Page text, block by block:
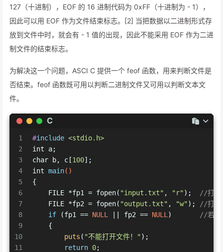
127（十进制），EOF 的 16 进制代码为 0xFF（十进制为 - 1），
因此可以用 EOF 作为文件结束标志。[2] 当把数据以二进制形式存
放到文件中时，就会有 - 1 值的出现，因此不能采用 EOF 作为二进
制文件的结束标志。
为解决这一个问题，ASCI C 提供一个 feof 函数，用来判断文件是
否结束。feof 函数既可用以判断二进制文件又可用以判断文本文
件。
C
1
2
3
4
5
6
7
8
9
10
11
#include <stdio.h>
int a;
char b, c[100];
int main()
{
    FILE *fp1 = fopen(
"input.txt" , "r");
//打开
    FILE *fp2 = fopen(
"output.txt" , "w");
//打开
if (fp1 == NULL || fp2 == NULL )
//若打
    {
puts ( "不能打开文件！");
return 0;